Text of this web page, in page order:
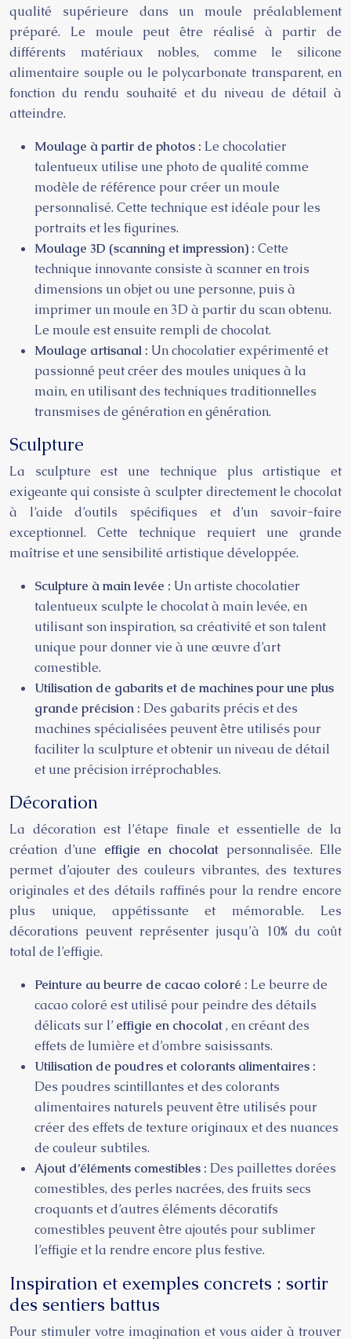
qualité supérieure dans un moule préalablement
préparé. Le moule peut être réalisé à partir de
différents matériaux nobles, comme le silicone
alimentaire souple ou le polycarbonate transparent, en
fonction du rendu souhaité et du niveau de détail à
atteindre.
Moulage à partir de photos : Le chocolatier
talentueux utilise une photo de qualité comme
modèle de référence pour créer un moule
personnalisé. Cette technique est idéale pour les
portraits et les figurines.
Moulage 3D (scanning et impression) : Cette
technique innovante consiste à scanner en trois
dimensions un objet ou une personne, puis à
imprimer un moule en 3D à partir du scan obtenu.
Le moule est ensuite rempli de chocolat.
Moulage artisanal : Un chocolatier expérimenté et
passionné peut créer des moules uniques à la
main, en utilisant des techniques traditionnelles
transmises de génération en génération.
Sculpture
La sculpture est une technique plus artistique et
exigeante qui consiste à sculpter directement le chocolat
à l’aide d’outils spécifiques et d’un savoir-faire
exceptionnel. Cette technique requiert une grande
maîtrise et une sensibilité artistique développée.
Sculpture à main levée : Un artiste chocolatier
talentueux sculpte le chocolat à main levée, en
utilisant son inspiration, sa créativité et son talent
unique pour donner vie à une œuvre d’art
comestible.
Utilisation de gabarits et de machines pour une plus
grande précision : Des gabarits précis et des
machines spécialisées peuvent être utilisés pour
faciliter la sculpture et obtenir un niveau de détail
et une précision irréprochables.
Décoration
La décoration est l’étape finale et essentielle de la
création d’une effigie en chocolat personnalisée. Elle
permet d’ajouter des couleurs vibrantes, des textures
originales et des détails raffinés pour la rendre encore
plus unique, appétissante et mémorable. Les
décorations peuvent représenter jusqu’à 10% du coût
total de l’effigie.
Peinture au beurre de cacao coloré : Le beurre de
cacao coloré est utilisé pour peindre des détails
délicats sur l’ effigie en chocolat, en créant des
effets de lumière et d’ombre saisissants.
Utilisation de poudres et colorants alimentaires :
Des poudres scintillantes et des colorants
alimentaires naturels peuvent être utilisés pour
créer des effets de texture originaux et des nuances
de couleur subtiles.
Ajout d’éléments comestibles : Des paillettes dorées
comestibles, des perles nacrées, des fruits secs
croquants et d’autres éléments décoratifs
comestibles peuvent être ajoutés pour sublimer
l’effigie et la rendre encore plus festive.
Inspiration et exemples concrets : sortir
des sentiers battus
Pour stimuler votre imagination et vous aider à trouver